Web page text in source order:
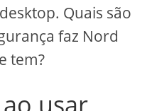
Quais são
faz Nord
tem?
usar